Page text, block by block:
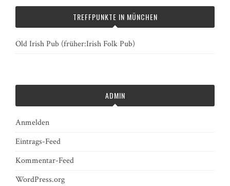
TREFFPUNKTE IN MÜNCHEN
Old Irish Pub (früher:Irish Folk Pub)
ADMIN
Anmelden
Eintrags-Feed
Kommentar-Feed
WordPress.org